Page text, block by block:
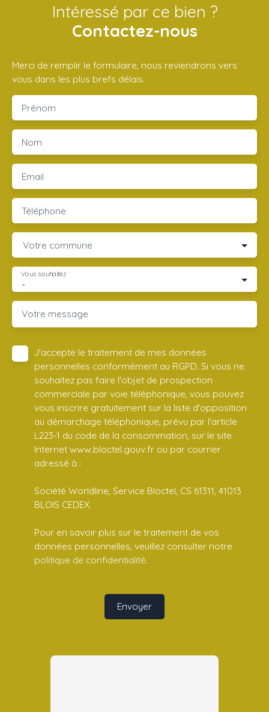
Intéressé par ce bien ?
Contactez-nous
Merci de remplir le formulaire, nous reviendrons vers
vous dans les plus brefs délais.
Prénom
Nom
Email
Téléphone
Votre commune
-
Vous souhaitez
Votre message
J'accepte le traitement de mes données
personnelles conformément au RGPD. Si vous ne
souhaitez pas faire l'objet de prospection
commerciale par voie téléphonique, vous pouvez
vous inscrire gratuitement sur la liste d'opposition
au démarchage téléphonique, prévu par l'article
L223-1 du code de la consommation, sur le site
Internet www.bloctel.gouv.fr ou par courrier
adressé à :
Société Worldline, Service Bloctel, CS 61311, 41013
BLOIS CEDEX.
Pour en savoir plus sur le traitement de vos
données personnelles, veuillez consulter notre
politique de confidentialité.
Envoyer